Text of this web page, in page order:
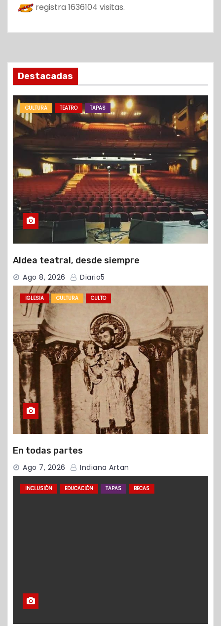
registra 1636104 visitas.
Destacadas
CULTURA TEATRO TAPAS
Aldea teatral, desde siempre
Ago 8, 2026 Diario5
IGLESIA CULTURA CULTO
En todas partes
Ago 7, 2026 Indiana Artan
INCLUSIÓN EDUCACIÓN TAPAS BECAS